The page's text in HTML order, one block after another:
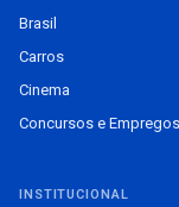
Brasil
Carros
Cinema
Concursos e Empregos
INSTITUCIONAL